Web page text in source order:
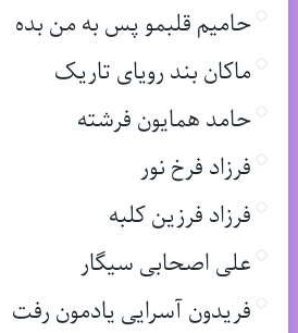
حامیم قلبمو پس به من بده
ماکان بند رویای تاریک
حامد همایون فرشته
فرزاد فرخ نور
فرزاد فرزین کلبه
علی اصحابی سیگار
فریدون آسرایی یادمون رفت